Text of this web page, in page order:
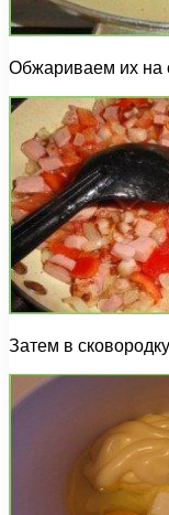
Обжариваем их на
Затем в